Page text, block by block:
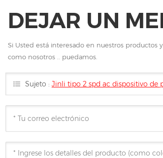
DEJAR UN
Si Usted está interesado en nuestros
como nosotros .. puedamos.
Sujeto : Jinli tipo 2 spd ac dispositivo de